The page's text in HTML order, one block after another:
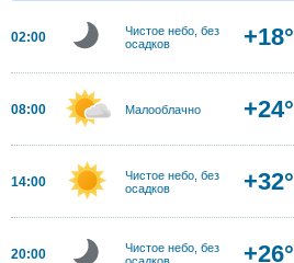
02:00
Чистое небо, без
осадков
+18°
08:00 Малооблачно +24°
14:00
Чистое небо, без
осадков
+32°
20:00
Чистое небо, без
+26°